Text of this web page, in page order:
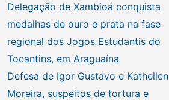
Delegação de Xambioá conquista
medalhas de ouro e prata na fase
regional dos Jogos Estudantis do
Tocantins, em Araguaína
Defesa de Igor Gustavo e Kathellen
Moreira, suspeitos de tortura e